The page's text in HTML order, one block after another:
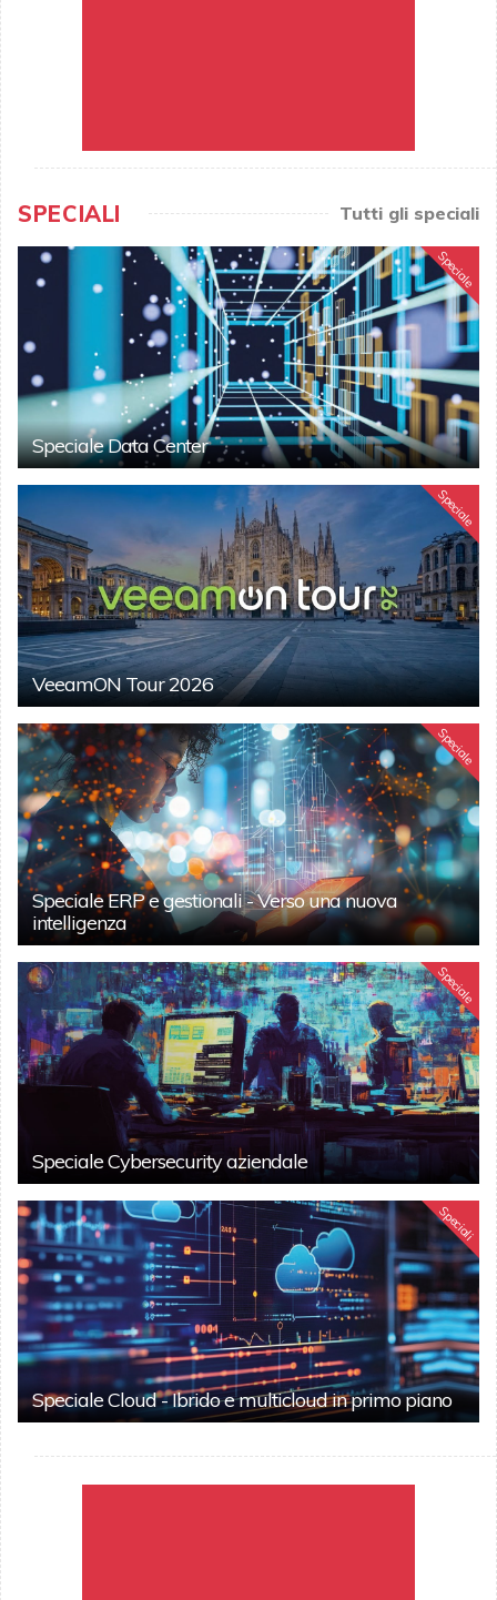
SPECIALI Tutti gli speciali
Speciale
Speciale Data Center
Speciale
VeeamON Tour 2026
Speciale
Speciale ERP e gestionali - Verso una nuova
intelligenza
Speciale
Speciale Cybersecurity aziendale
Speciali
Speciale Cloud - Ibrido e multicloud in primo piano